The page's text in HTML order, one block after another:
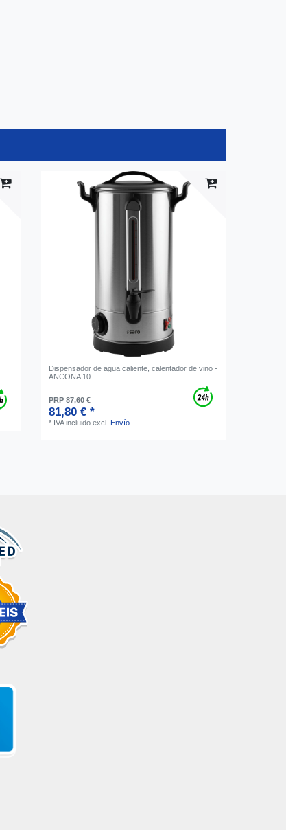
Dispensador de agua caliente, calentador de vino -
ANCONA 10
PRP 87,60 €
81,80 € *
* IVA incluido excl. Envío